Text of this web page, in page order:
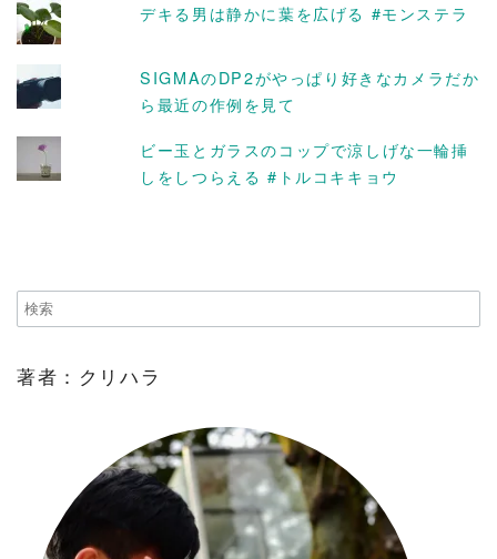
デキる男は静かに葉を広げる #モンステラ
SIGMAのDP2がやっぱり好きなカメラだか
ら最近の作例を見て
ビー玉とガラスのコップで涼しげな一輪挿
しをしつらえる #トルコキキョウ
著者：クリハラ